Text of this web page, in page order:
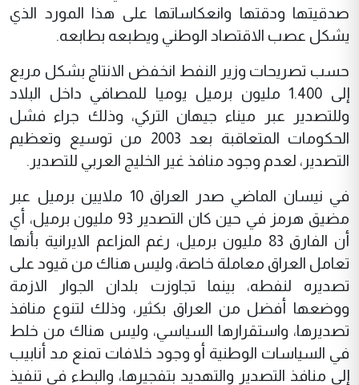
صدقيتها ودقتها وانعكاساتها على هذا المورد الذي
يشكل عصب الاقتصاد الوطني ويطبعه بطابعه.
حسب تصريحات وزير النفط انخفض الانتاج بشكل مريع
إلى 1.400 مليون برميل يوميا للمصافي داخل البلاد
وللتصدير عبر ميناء جيهان التركي، وذلك جراء فشل
الحكومات المتعاقبة بعد 2003 من توسيع وتعظيم
التصدير، لعدم وجود منافذ غير الخليج العربي للتصدير.
في نيسان الماضي صدر العراق 10 ملايين برميل عبر
مضيق هرمز في حين كان التصدير 93 مليون برميل، أي
أن الفارق 83 مليون برميل، رغم المزاعم الايرانية بأنها
تعامل العراق معاملة خاصة، وليس هناك من قيود على
تصديره لنفطه، بينما تجاوزت بلدان الجوار الازمة
ووضعها أفضل من العراق بكثير، وذلك لتنوع منافذ
تصديرها، واستقرارها السياسي، وليس هناك من خلط
في السياسات الوطنية أو وجود خلافات تمنع مد أنابيب
إلى منافذ التصدير والتهديد بتفجيرها، والبطء في تنفيذ